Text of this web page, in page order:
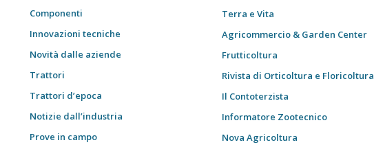
Componenti
Innovazioni tecniche
Novità dalle aziende
Trattori
Trattori d’epoca
Notizie dall’industria
Prove in campo
Terra e Vita
Agricommercio & Garden Center
Frutticoltura
Rivista di Orticoltura e Floricoltura
Il Contoterzista
Informatore Zootecnico
Nova Agricoltura